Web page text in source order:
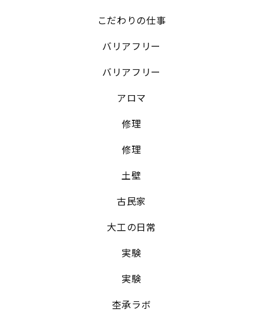
こだわりの仕事
バリアフリー
バリアフリー
アロマ
修理
修理
土壁
古民家
大工の日常
実験
実験
杢承ラボ